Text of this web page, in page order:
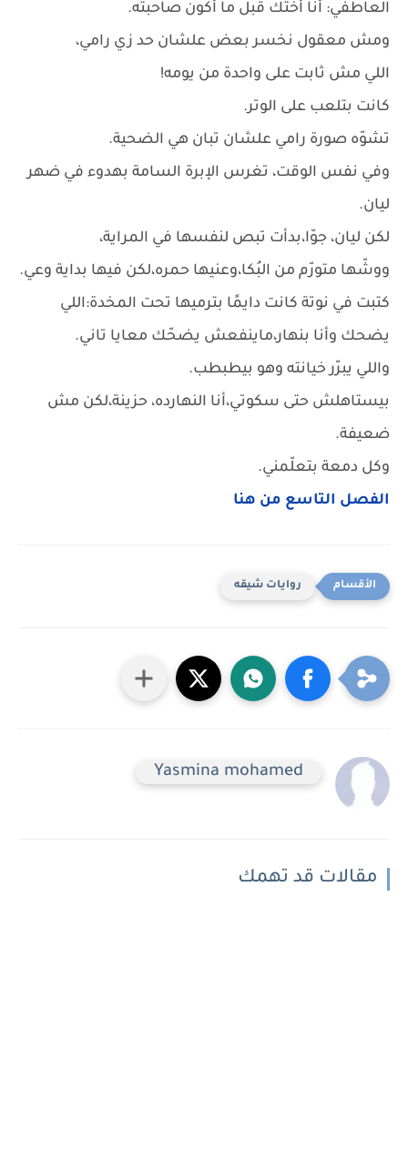
العاطفي: أنا أختك قبل ما أكون صاحبته.
ومش معقول نخسر بعض علشان حد زي رامي،
اللي مش ثابت على واحدة من يومه!
كانت بتلعب على الوتر.
تشوّه صورة رامي علشان تبان هي الضحية.
وفي نفس الوقت، تغرس الإبرة السامة بهدوء في ضهر
ليان.
لكن ليان، جوّا،بدأت تبص لنفسها في المراية،
ووشّها متورّم من البُكا،وعنيها حمره،لكن فيها بداية وعي.
كتبت في نوتة كانت دايمًا بترميها تحت المخدة:اللي
يضحك وأنا بنهار،ماينفعش يضحّك معايا تاني.
واللي يبرّر خيانته وهو بيطبطب.
بيستاهلش حتى سكوتي،أنا النهارده، حزينة،لكن مش
ضعيفة.
وكل دمعة بتعلّمني.
الفصل التاسع من هنا
روايات شيقه
Yasmina mohamed
مقالات قد تهمك